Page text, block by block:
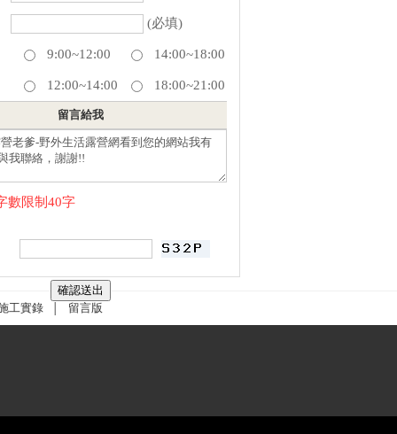
(必填)
9:00~12:00 14:00~18:00
12:00~14:00 18:00~21:00
留言給我
數限制40字
工實錄 留言版